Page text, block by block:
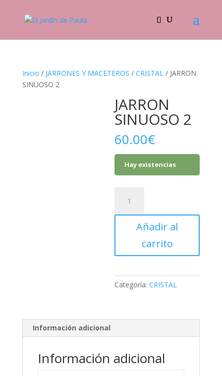
Inicio / JARRONES Y MACETEROS / CRISTAL/ JARRON
SINUOSO 2
JARRON
SINUOSO 2
60.00€
Hay existencias
SINUOSO
2
cantidadAñadir al
carrito
Categoría:CRISTAL
Información adicional
Información adicional